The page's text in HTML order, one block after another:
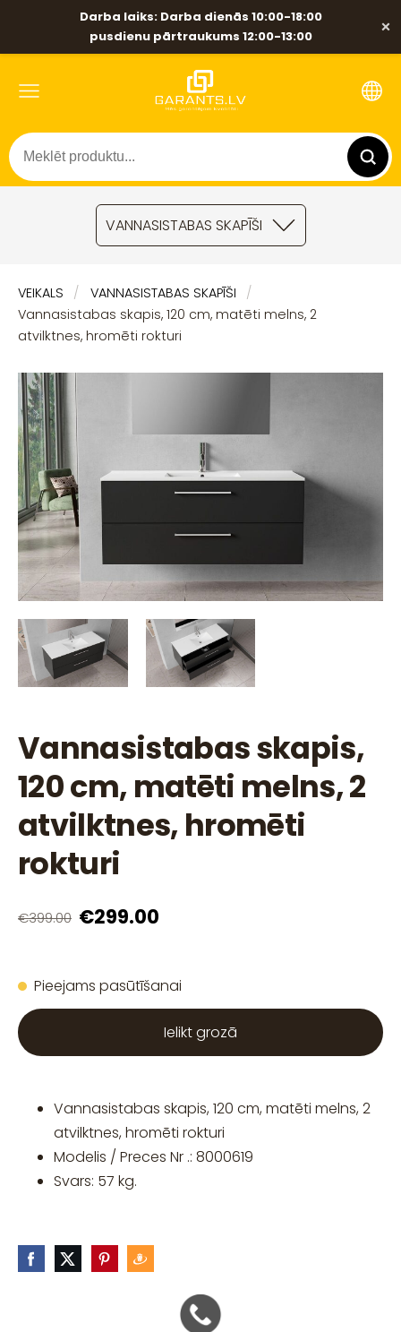
Darba laiks: Darba dienās 10:00-18:00
pusdienu pārtraukums 12:00-13:00
×
VANNASISTABAS SKAPĪŠI
VEIKALS
VANNASISTABAS SKAPĪŠI
Vannasistabas skapis, 120 cm, matēti melns, 2
atvilktnes, hromēti rokturi
Vannasistabas skapis,
120 cm, matēti melns, 2
atvilktnes, hromēti
rokturi
€399.00 €299.00
Pieejams pasūtīšanai
Ielikt grozā
Vannasistabas skapis, 120 cm, matēti melns, 2
atvilktnes, hromēti rokturi
Modelis / Preces Nr .: 8000619
Svars: 57 kg.